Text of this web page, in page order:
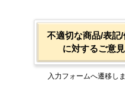
不適切な商品/表記/
に対するご意見
入力フォームへ遷移しま